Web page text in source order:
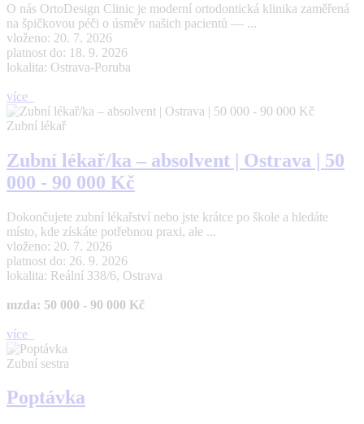
O nás OrtoDesign Clinic je moderní ortodontická klinika zaměřená
na špičkovou péči o úsměv našich pacientů — ...
vloženo: 20. 7. 2026
platnost do: 18. 9. 2026
lokalita: Ostrava-Poruba
více
Zubní lékař
Zubní lékař/ka – absolvent | Ostrava | 50
000 - 90 000 Kč
Dokončujete zubní lékařství nebo jste krátce po škole a hledáte
místo, kde získáte potřebnou praxi, ale ...
vloženo: 20. 7. 2026
platnost do: 26. 9. 2026
lokalita: Reální 338/6, Ostrava
mzda: 50 000 - 90 000 Kč
více
Zubní sestra
Poptávka